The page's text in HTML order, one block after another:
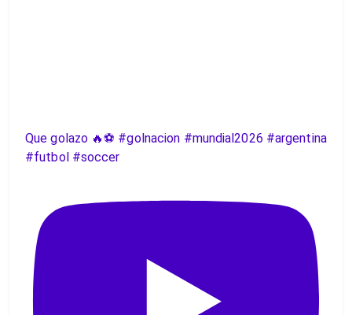
Que golazo 🔥⚽️ #golnacion #mundial2026 #argentina
#futbol #soccer